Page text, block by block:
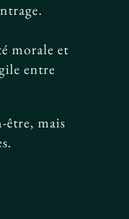
morale et
entre
être, mais